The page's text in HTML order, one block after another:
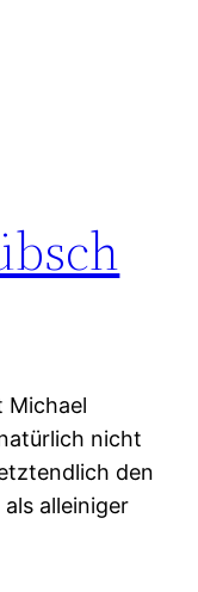
Michael
nicht
den
alleiniger